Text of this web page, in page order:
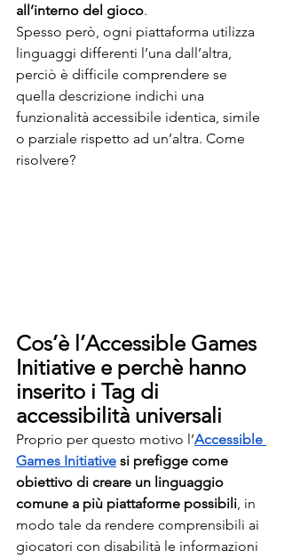
all’interno del gioco.
Spesso però, ogni piattaforma utilizza
linguaggi differenti l’una dall’altra,
perciò è difficile comprendere se
quella descrizione indichi una
funzionalità accessibile identica, simile
o parziale rispetto ad un’altra. Come
risolvere?
Cos’è l’Accessible Games
Initiative e perchè hanno
inserito i Tag di
accessibilità universali
Proprio per questo motivo l’Accessible
Games Initiative si prefigge come
obiettivo di creare un linguaggio
comune a più piattaforme possibili , in
modo tale da rendere comprensibili ai
giocatori con disabilità le informazioni